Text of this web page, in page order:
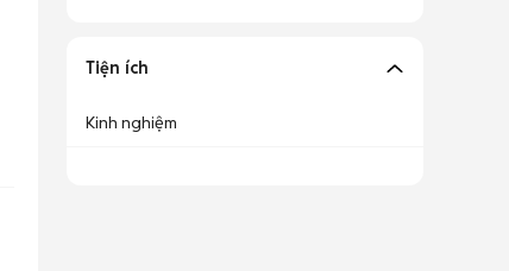
Tiện ích
Kinh nghiệm